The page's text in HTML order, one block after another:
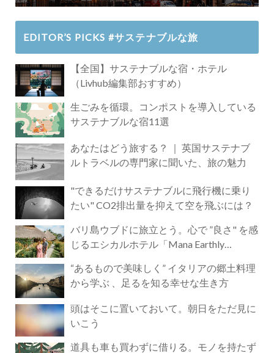
EDITOR’S PICKS #サステナブルな旅
【全国】サステナブルな宿・ホテル
（Livhub編集部おすすめ）
生ごみを循環。コンポストを導入している
サステナブルな宿11選
あなたはどう旅する？ ｜ 英国サステナブ
ルトラベルの専門家に聞いた、旅の魅力
"できるだけサステナブルに飛行機に乗り
たい" CO2排出量を抑えて空を飛ぶには？
バリ島ウブドに旅立とう。心で ”良さ" を感
じるエシカルホテル「Mana Earthly
“あるもので美味しく” イタリアの郷土料理
から学ぶ 、足るを知る幸せな生き方
頭はそこに置いておいて。朝日をただ見に
いこう
道具も車も買わずに借りる。モノを持たず